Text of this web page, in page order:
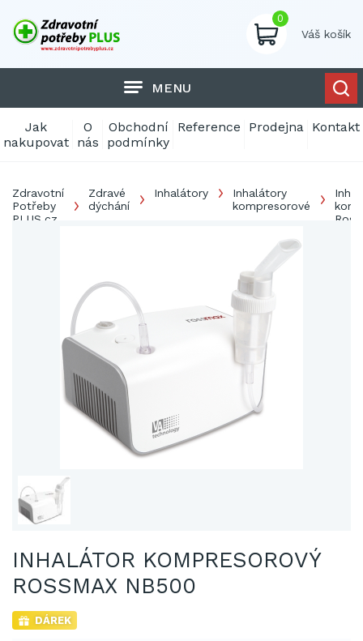
0
Váš košík
MENU
Jak
nakupovat
O
nás
Obchodní
podmínky
Reference Prodejna Kontakt
Zdravotní
Potřeby
PLUS.cz
Zdravé
dýchání
Inhalátory
Inhalátory
kompresorové
INHALÁTOR KOMPRESOROVÝ
ROSSMAX NB500
DÁREK